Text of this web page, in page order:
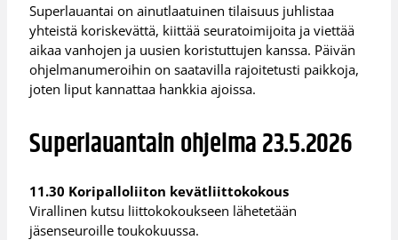
Superlauantai on ainutlaatuinen tilaisuus juhlistaa
yhteistä koriskevättä, kiittää seuratoimijoita ja viettää
aikaa vanhojen ja uusien koristuttujen kanssa. Päivän
ohjelmanumeroihin on saatavilla rajoitetusti paikkoja,
joten liput kannattaa hankkia ajoissa.
Superlauantain ohjelma 23.5.2026
11.30 Koripalloliiton kevätliittokokous
Virallinen kutsu liittokokoukseen lähetetään
jäsenseuroille toukokuussa.